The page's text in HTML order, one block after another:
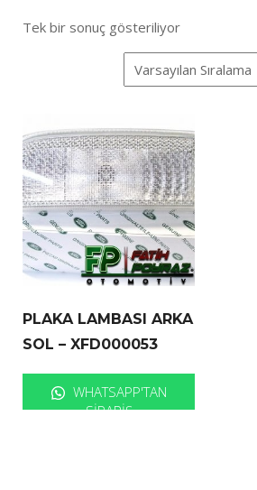
Tek bir sonuç gösteriliyor
PLAKA LAMBASI ARKA
SOL – XFD000053
WHATSAPP'TAN
SIPARIŞ